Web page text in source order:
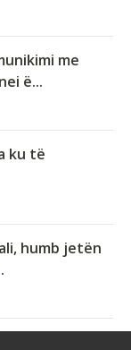
me
ë...
ku të
humb jetën